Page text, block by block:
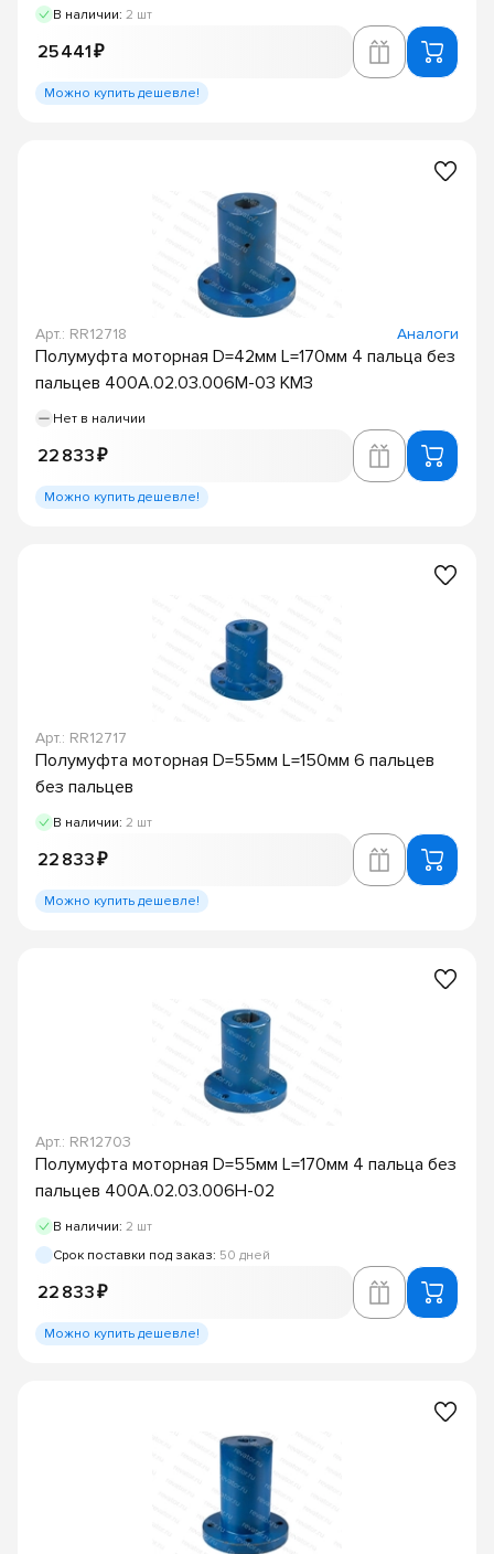
В наличии: 2 шт
25 441 ₽
Можно купить дешевле!
Арт.: RR12718 Аналоги
Полумуфта моторная D=42мм L=170мм 4 пальца без
пальцев 400А.02.03.006М-03 КМЗ
Нет в наличии
22 833 ₽
Можно купить дешевле!
Арт.: RR12717
Полумуфта моторная D=55мм L=150мм 6 пальцев
без пальцев
В наличии: 2 шт
22 833 ₽
Можно купить дешевле!
Арт.: RR12703
Полумуфта моторная D=55мм L=170мм 4 пальца без
пальцев 400А.02.03.006Н-02
В наличии: 2 шт
Срок поставки под заказ: 50 дней
22 833 ₽
Можно купить дешевле!